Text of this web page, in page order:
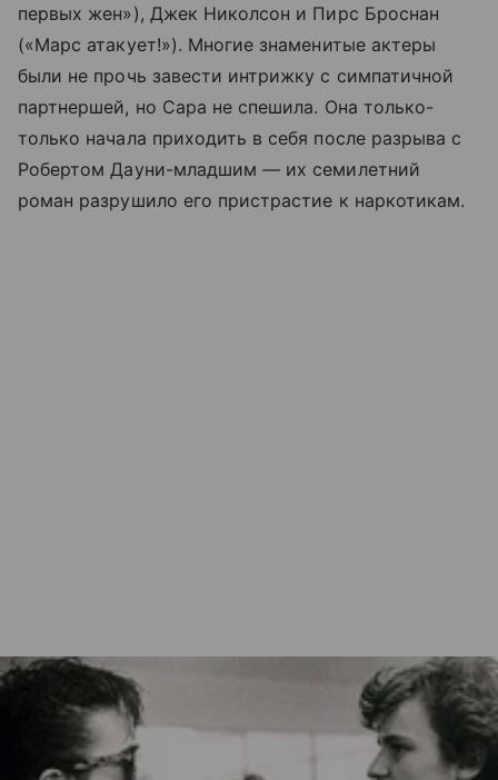
первых жен»), Джек Николсон и Пирс Броснан
(«Марс атакует!»). Многие знаменитые актеры
были не прочь завести интрижку с симпатичной
партнершей, но Сара не спешила. Она только-
только начала приходить в себя после разрыва с
Робертом Дауни-младшим — их семилетний
роман разрушило его пристрастие к наркотикам.